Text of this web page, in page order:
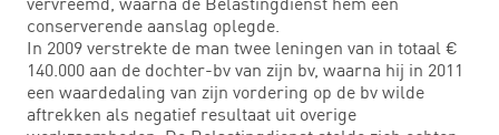
conserverende aanslag oplegde.
In 2009 verstrekte de man twee leningen van in totaal €
140.000 aan de dochter-bv van zijn bv, waarna hij in 2011
een waardedaling van zijn vordering op de bv wilde
aftrekken als negatief resultaat uit overige